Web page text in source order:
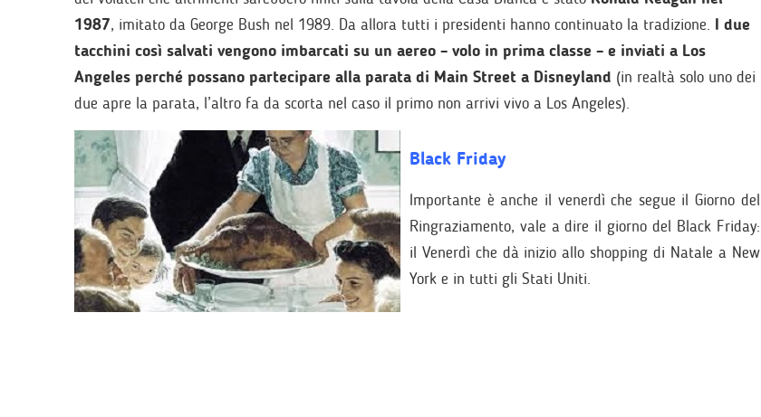
1987, imitato da George Bush nel 1989. Da allora tutti i presidenti hanno continuato la tradizione. I due
tacchini così salvati vengono imbarcati su un aereo – volo in prima classe – e inviati a Los
Angeles perché possano partecipare alla parata di Main Street a Disneyland (in realtà solo uno dei
due apre la parata, l’altro fa da scorta nel caso il primo non arrivi vivo a Los Angeles).
Black Friday
Importante è anche il venerdì che segue il Giorno del
Ringraziamento, vale a dire il giorno del Black Friday:
il Venerdì che dà inizio allo shopping di Natale a New
York e in tutti gli Stati Uniti.